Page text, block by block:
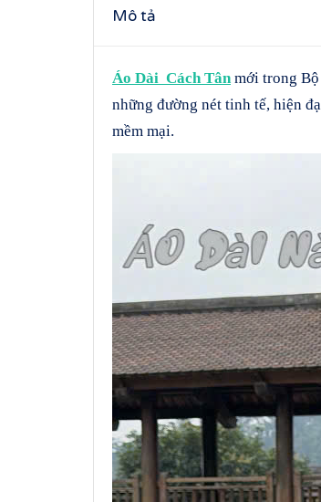
Mô tả
Áo Dài Cách Tân mới trong Bộ
những đường nét tinh tế, hiện
mềm mại.